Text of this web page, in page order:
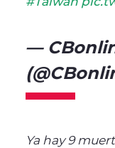
—
Ya hay 9